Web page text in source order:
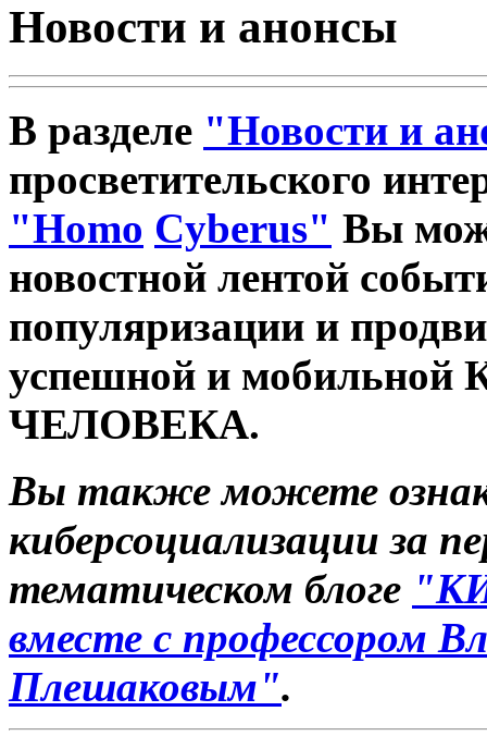
Новости и анонсы
В разделе "Новости и
просветительского
"Homo Cyberus" Вы
новостной лентой
популяризации и
успешной и
ЧЕЛОВЕКА.
Вы также можете
киберсоциализации за
тематическом блоге
вместе с профессором
Плешаковым".